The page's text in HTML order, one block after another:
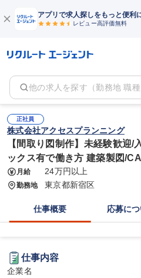
アプリで求人探しをもっと便利
レビュー高評価無料
他の求人を探す（勤務地 職種
正社員
株式会社アクセスプランニング
【間取り図制作】未経験歓迎/
ックス有で働き方 建築製図/
月給 24万円以上
勤務地 東京都新宿区
仕事概要 応募に
仕事内容
企業名